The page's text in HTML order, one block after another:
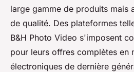
large gamme de produits mais
de qualité. Des plateformes
B&H Photo Video s'imposent
pour leurs offres complètes en
électroniques de dernière